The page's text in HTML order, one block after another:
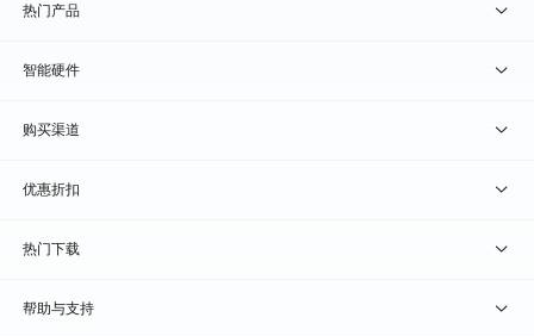
热门产品
贝锐向日葵 · 远程控制
贝锐蒲公英 · 异地组网
贝锐花生壳 · 动态域名
贝锐洋葱头 · 协作无间
智能硬件
贝锐向日葵硬件
贝锐蒲公英硬件
贝锐花生壳硬件
购买渠道
天猫旗舰店
京东旗舰店
优惠折扣
兑换码通道
教育公益折扣
热门下载
贝锐向日葵客户端
帮助与支持